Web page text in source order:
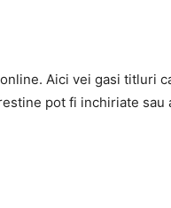
Aici vei gasi titluri
pot fi inchiriate sau